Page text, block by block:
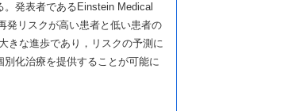
発表者であるEinstein Medical
発リスクが高い患者と低い患者の
きな進歩であり，リスクの予測に
化治療を提供することが可能に